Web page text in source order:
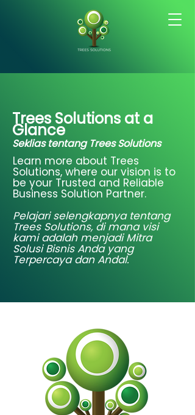
Trees Solutions at a
Glance
Seklias tentang Trees Solutions
Learn more about Trees
Solutions, where our vision is to
be your Trusted and Reliable
Business Solution Partner.
Pelajari selengkapnya tentang
Trees Solutions, di mana visi
kami adalah menjadi Mitra
Solusi Bisnis Anda yang
Terpercaya dan Andal.